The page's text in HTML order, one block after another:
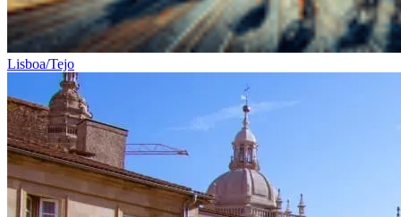
Mais da Região Vinícola do Alentejo e Castelos
4/5
Lisboa/Tejo